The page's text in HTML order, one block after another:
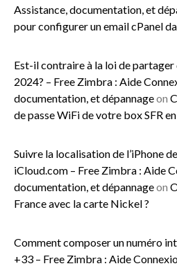
Assistance, documentation, et
pour configurer un email cPanel
Est-il contraire à la loi de
2024? – Free Zimbra : Aide
documentation, et dépannageon
de passe WiFi de votre box SFR
Suivre la localisation de l’iPhone
iCloud.com – Free Zimbra : Aide
documentation, et dépannageon
France avec la carte Nickel ?
Comment composer un numéro
+33 – Free Zimbra : Aide